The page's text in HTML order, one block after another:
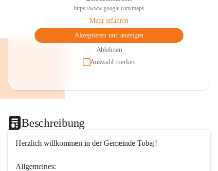
https://www.google.com/maps
Mehr erfahren
Akzeptieren und anzeigen
Ablehnen
Auswahl merken
Beschreibung
Herzlich willkommen in der Gemeinde Tobaj!
Allgemeines: